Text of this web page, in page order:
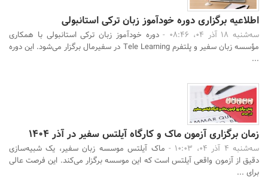
اطلاعیه برگزاری دوره خودآموز زبان ترکی استانبولی
سه‌شنبه 18 آذر 04، 08:46 -
دوره خودآموز زبان ترکی استانبولی با همکاری
مؤسسه زبان سفیر و پلتفرم Tele Learning در سفیرمال برگزار می‌شود. این دوره
...
زمان برگزاری آزمون ماک و کارگاه آیلتس سفیر در آذر 1404
سه‌شنبه 4 آذر 04، 10:03 -
ماک آیلتس موسسه زبان سفیر، یک شبیه‌سازی
دقیق از آزمون واقعی آیلتس است که این موسسه برگزار می‌کند. این فرصت عالی
برای ...